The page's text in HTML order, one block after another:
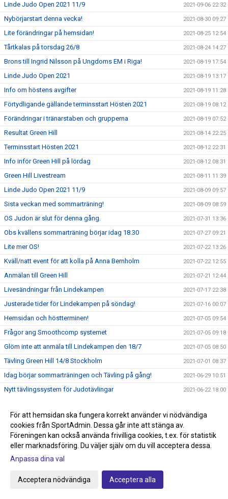
Linde Judo Open 2021 11/9 2021-09-06 22:32
Nybörjarstart denna vecka! 2021-08-30 09:27
Lite förändringar på hemsidan! 2021-08-25 12:54
Tårtkalas på torsdag 26/8 2021-08-24 14:27
Brons till Ingrid Nilsson på Ungdoms EM i Riga! 2021-08-19 17:54
Linde Judo Open 2021 2021-08-19 13:17
Info om höstens avgifter 2021-08-19 11:28
Förtydligande gällande terminsstart Hösten 2021 2021-08-19 08:12
Förändringar i tränarstaben och grupperna 2021-08-19 07:52
Resultat Green Hill 2021-08-14 22:25
Terminsstart Hösten 2021 2021-08-12 22:31
Info inför Green Hill på lördag 2021-08-12 08:31
Green Hill Livestream 2021-08-11 11:39
Linde Judo Open 2021 11/9 2021-08-09 09:57
Sista veckan med sommarträning! 2021-08-09 08:59
OS Judon är slut för denna gång. 2021-07-31 13:36
Obs kvällens sommarträning börjar idag 18.30 2021-07-27 09:21
Lite mer OS! 2021-07-22 13:26
Kväll/natt event för att kolla på Anna Bernholm 2021-07-22 12:55
Anmälan till Green Hill 2021-07-21 12:44
Livesändningar från Lindekampen 2021-07-17 22:38
Justerade tider för Lindekampen på söndag! 2021-07-16 00:07
Hemsidan och höstterminen! 2021-07-05 09:54
Frågor ang Smoothcomp systemet 2021-07-05 09:18
Glöm inte att anmäla till Lindekampen den 18/7 2021-07-05 08:50
Tävling Green Hill 14/8 Stockholm 2021-07-01 08:37
Idag börjar sommarträningen och Tävling på gång! 2021-06-29 10:51
Nytt tävlingssystem för Judotävlingar 2021-06-22 18:00
Knappen klubbshop är uppdaterad 2021-05-22 15:27
Passa på och stötta klubben, köp klubbkläder på Team
Sportia
2021-05-22 15:00
möjligt!
Graderingstider vart köper jag mitt bälte?
För att hemsidan ska fungera korrekt använder vi nödvändiga
cookies från SportAdmin. Dessa går inte att stänga av.
Föreningen kan också använda frivilliga cookies, t.ex. för statistik
eller marknadsföring. Du väljer själv om du vill acceptera dessa.
Anpassa dina val
Acceptera nödvändiga Acceptera alla